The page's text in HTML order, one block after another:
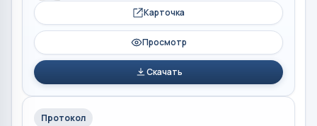
Карточка
Просмотр
Скачать
Протокол